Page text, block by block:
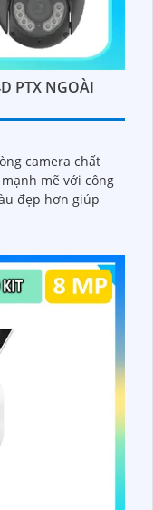
PTX NGOÀI
camera chất
mẽ với công
đẹp hơn giúp